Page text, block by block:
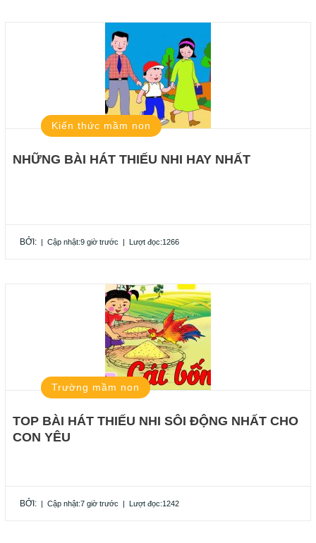
Kiến thức mầm non
NHỮNG BÀI HÁT THIẾU NHI HAY NHẤT
BỞI: | Cập nhật:9 giờ trước | Lượt đọc:1266
Trường mầm non
TOP BÀI HÁT THIẾU NHI SÔI ĐỘNG NHẤT CHO
CON YÊU
BỞI: | Cập nhật:7 giờ trước | Lượt đọc:1242